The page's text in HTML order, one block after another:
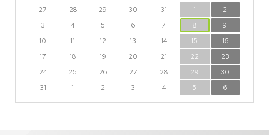
27
28 29 30 31 1
2
3
4 5 6 7 8
9
10
11 12 13 14 15
16
17
18 19 20 21 22
23
24
25 26 27 28 29
30
31
1 2 3 4 5 6